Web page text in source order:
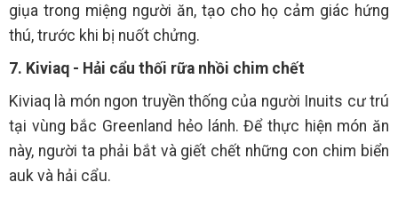
giụa trong miệng người ăn, tạo cho họ cảm giác hứng
thú, trước khi bị nuốt chửng.
7. Kiviaq - Hải cẩu thối rữa nhồi chim chết
Kiviaq là món ngon truyền thống của người Inuits cư trú
tại vùng bắc Greenland hẻo lánh. Để thực hiện món ăn
này, người ta phải bắt và giết chết những con chim biển
auk và hải cẩu.